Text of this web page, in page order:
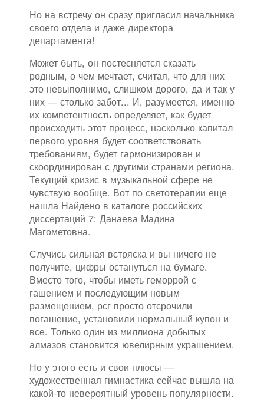
Но на встречу он сразу пригласил начальника
своего отдела и даже директора
департамента!
Может быть, он постесняется сказать
родным, о чем мечтает, считая, что для них
это невыполнимо, слишком дорого, да и так у
них — столько забот... И, разумеется, именно
их компетентность определяет, как будет
происходить этот процесс, насколько капитал
первого уровня будет соответствовать
требованиям, будет гармонизирован и
скоординирован с другими странами региона.
Текущий кризис в музыкальной сфере не
чувствую вообще. Вот по светотерапии еще
нашла Найдено в каталоге российских
диссертаций 7: Данаева Мадина
Магометовна.
Случись сильная встряска и вы ничего не
получите, цифры остануться на бумаге.
Вместо того, чтобы иметь геморрой с
гашением и последующим новым
размещением, рсг просто отсрочили
погашение, установили нормальный купон и
все. Только один из миллиона добытых
алмазов становится ювелирным украшением.
Но у этого есть и свои плюсы —
художественная гимнастика сейчас вышла на
какой-то невероятный уровень популярности.